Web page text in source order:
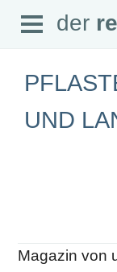
der rechte
Abonnement
Downloads
Open
Menu
der
UND
Magazin von